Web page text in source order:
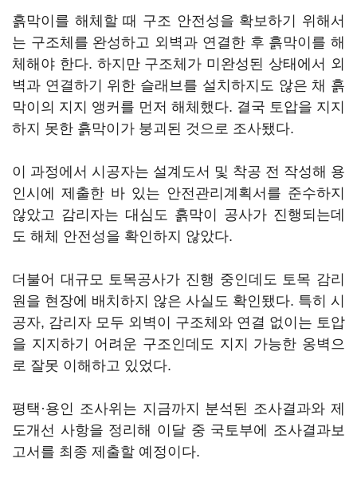
흙막이를 해체할 때 구조 안전성을 확보하기 위해서
는 구조체를 완성하고 외벽과 연결한 후 흙막이를 해
체해야 한다. 하지만 구조체가 미완성된 상태에서 외
벽과 연결하기 위한 슬래브를 설치하지도 않은 채 흙
막이의 지지 앵커를 먼저 해체했다. 결국 토압을 지지
하지 못한 흙막이가 붕괴된 것으로 조사됐다.
이 과정에서 시공자는 설계도서 및 착공 전 작성해 용
인시에 제출한 바 있는 안전관리계획서를 준수하지
않았고 감리자는 대심도 흙막이 공사가 진행되는데
도 해체 안전성을 확인하지 않았다.
더불어 대규모 토목공사가 진행 중인데도 토목 감리
원을 현장에 배치하지 않은 사실도 확인됐다. 특히 시
공자, 감리자 모두 외벽이 구조체와 연결 없이는 토압
을 지지하기 어려운 구조인데도 지지 가능한 옹벽으
로 잘못 이해하고 있었다.
평택·용인 조사위는 지금까지 분석된 조사결과와 제
도개선 사항을 정리해 이달 중 국토부에 조사결과보
고서를 최종 제출할 예정이다.